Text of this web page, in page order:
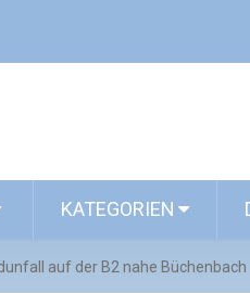
KATEGORIEN
auf der B2 nahe Büchenbach